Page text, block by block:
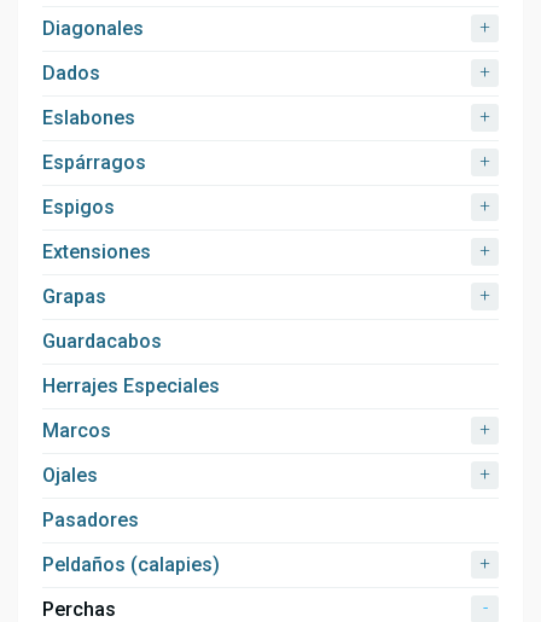
Diagonales +
Dados +
Eslabones +
Espárragos +
Espigos +
Extensiones +
Grapas +
Guardacabos
Herrajes Especiales
Marcos
+
Ojales +
Pasadores
Peldaños (calapies)
+
Perchas -